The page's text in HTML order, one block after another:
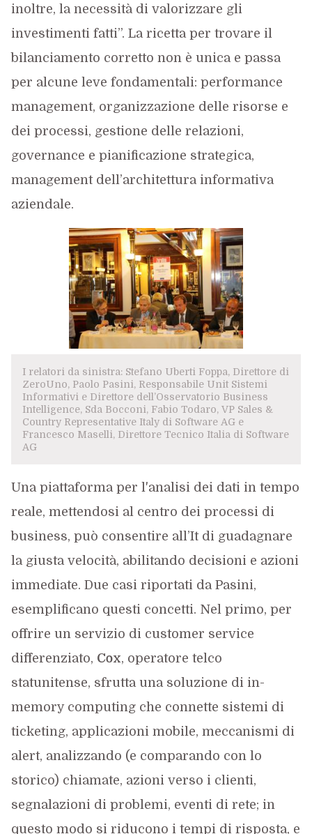
inoltre, la necessità di valorizzare gli
investimenti fatti”. La ricetta per trovare il
bilanciamento corretto non è unica e passa
per alcune leve fondamentali: performance
management, organizzazione delle risorse e
dei processi, gestione delle relazioni,
governance e pianificazione strategica,
management dell’architettura informativa
aziendale.
I relatori da sinistra: Stefano Uberti Foppa, Direttore di
ZeroUno, Paolo Pasini, Responsabile Unit Sistemi
Informativi e Direttore dell’Osservatorio Business
Intelligence, Sda Bocconi, Fabio Todaro, VP Sales &
Country Representative Italy di Software AG e
Francesco Maselli, Direttore Tecnico Italia di Software
AG
Una piattaforma per l'analisi dei dati in tempo
reale, mettendosi al centro dei processi di
business, può consentire all’It di guadagnare
la giusta velocità, abilitando decisioni e azioni
immediate. Due casi riportati da Pasini,
esemplificano questi concetti. Nel primo, per
offrire un servizio di customer service
differenziato, Cox, operatore telco
statunitense, sfrutta una soluzione di in-
memory computing che connette sistemi di
ticketing, applicazioni mobile, meccanismi di
alert, analizzando (e comparando con lo
storico) chiamate, azioni verso i clienti,
segnalazioni di problemi, eventi di rete; in
questo modo si riducono i tempi di risposta, e